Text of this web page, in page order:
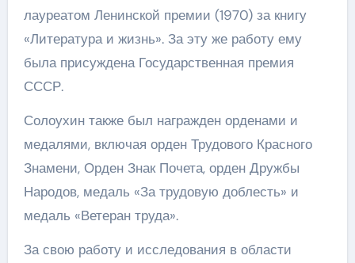
лауреатом Ленинской премии (1970) за книгу
«Литература и жизнь». За эту же работу ему
была присуждена Государственная премия
СССР.
Солоухин также был награжден орденами и
медалями, включая орден Трудового Красного
Знамени, Орден Знак Почета, орден Дружбы
Народов, медаль «За трудовую доблесть» и
медаль «Ветеран труда».
За свою работу и исследования в области